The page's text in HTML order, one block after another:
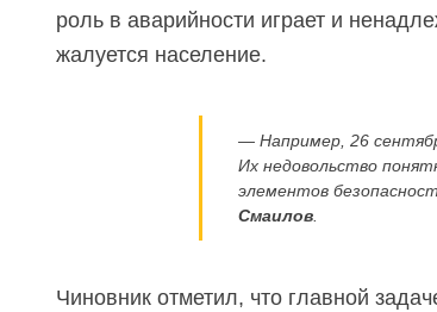
роль в аварийности играет и
жалуется население.
— Например, 26
Их недовольство
элементов
Смаилов.
Чиновник отметил, что главной